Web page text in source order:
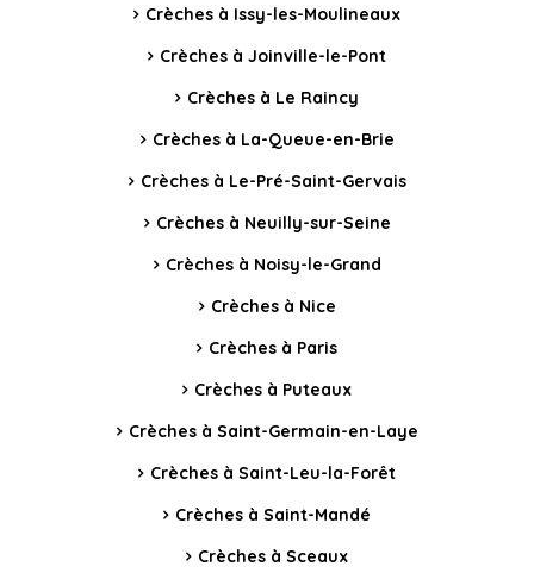
Crèches à Issy-les-Moulineaux
Crèches à Joinville-le-Pont
Crèches à Le Raincy
Crèches à La-Queue-en-Brie
Crèches à Le-Pré-Saint-Gervais
Crèches à Neuilly-sur-Seine
Crèches à Noisy-le-Grand
Crèches à Nice
Crèches à Paris
Crèches à Puteaux
Crèches à Saint-Germain-en-Laye
Crèches à Saint-Leu-la-Forêt
Crèches à Saint-Mandé
Crèches à Sceaux